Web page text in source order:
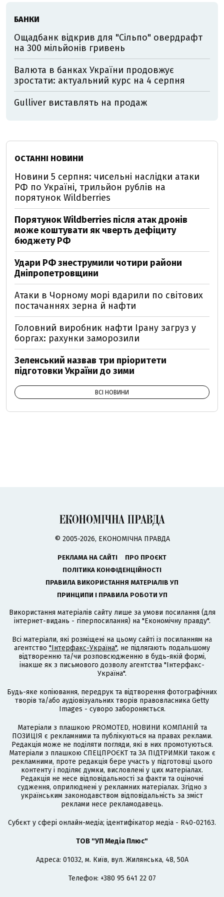
БАНКИ
Ощадбанк відкрив для "Сільпо" овердрафт
на 300 мільйонів гривень
Валюта в банках України продовжує
зростати: актуальний курс на 4 серпня
Gulliver виставлять на продаж
ОСТАННІ НОВИНИ
Новини 5 серпня: чисельні наслідки атаки
РФ по Україні, трильйон рублів на
порятунок Wildberries
Порятунок Wildberries після атак дронів
може коштувати як чверть дефіциту
бюджету РФ
Удари РФ знеструмили чотири райони
Дніпропетровщини
Атаки в Чорному морі вдарили по світових
постачаннях зерна й нафти
Головний виробник нафти Ірану загруз у
боргах: рахунки заморозили
Зеленський назвав три пріоритети
підготовки України до зими
ВСІ НОВИНИ
© 2005-2026, ЕКОНОМІЧНА ПРАВДА
РЕКЛАМА НА САЙТІ
ПРО ПРОЄКТ
ПОЛІТИКА КОНФІДЕНЦІЙНОСТІ
ПРАВИЛА ВИКОРИСТАННЯ МАТЕРІАЛІВ УП
ПРИНЦИПИ І ПРАВИЛА РОБОТИ УП
Використання матеріалів сайту лише за умови посилання (для
інтернет-видань - гіперпосилання) на "Економічну правду".
Всі матеріали, які розміщені на цьому сайті із посиланням на
агентство "Інтерфакс-Україна", не підлягають подальшому
відтворенню та/чи розповсюдженню в будь-якій формі,
інакше як з письмового дозволу агентства "Інтерфакс-
Україна".
Будь-яке копіювання, передрук та відтворення фотографічних
творів та/або аудіовізуальних творів правовласника Getty
Images - суворо забороняється.
Матеріали з плашкою PROMOTED, НОВИНИ КОМПАНІЙ та
ПОЗИЦІЯ є рекламними та публікуються на правах реклами.
Редакція може не поділяти погляди, які в них промотуються.
Матеріали з плашкою СПЕЦПРОЄКТ та ЗА ПІДТРИМКИ також є
рекламними, проте редакція бере участь у підготовці цього
контенту і поділяє думки, висловлені у цих матеріалах.
Редакція не несе відповідальності за факти та оціночні
судження, оприлюднені у рекламних матеріалах. Згідно з
українським законодавством відповідальність за зміст
реклами несе рекламодавець.
Cубєкт у сфері онлайн-медіа; ідентифікатор медіа - R40-02163.
ТОВ "УП Медіа Плюс"
Адреса: 01032, м. Київ, вул. Жилянська, 48, 50А
Телефон: +380 95 641 22 07